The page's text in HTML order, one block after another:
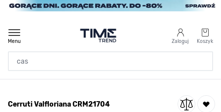
Przejdź do treści
Zaloguj Koszyk
Menu
/ Cerruti Valfloriana CRM21704
Cerruti Valfloriana CRM21704